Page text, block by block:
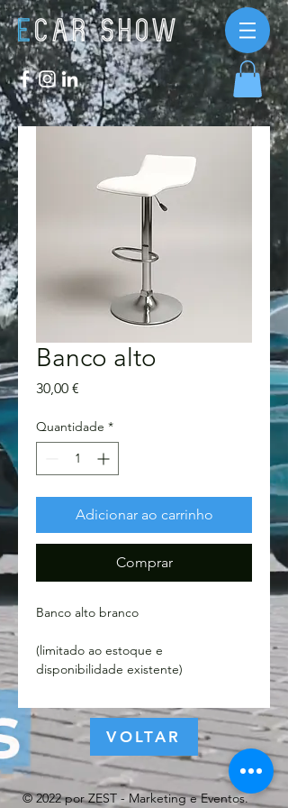
Banco alto
30,00 €
Quantidade *
Adicionar ao carrinho
Comprar
Banco alto branco
(limitado ao estoque e
disponibilidade existente)
VOLTAR
© 2022 por ZEST - Marketing e Eventos.